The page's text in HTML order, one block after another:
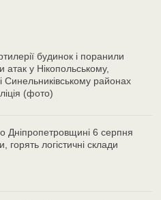
будинок і поранили
атак у Нікопольському,
Синельниківському районах
(фото)
Дніпропетровщині 6 серпня
горять логістичні склади